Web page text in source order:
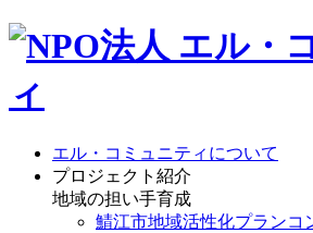
エル・コミュニティについて
プロジェクト紹介
地域の担い手育成
鯖江市地域活性化プランコ